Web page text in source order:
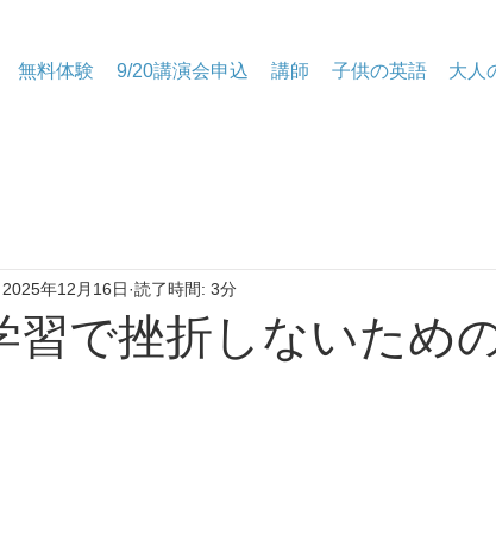
無料体験 9/20講演会申込 講師 子供の英語 大人
習で挫折しないため
2025年12月16日 読了時間: 3分